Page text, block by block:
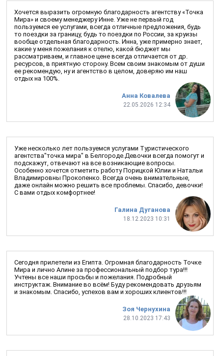
Анна Ковалева
22.05.2026 12:34
Хочется выразить огромную благодарность агентству «Точка
Мира» и своему менеджеру Инне. Уже не первый год
пользуемся ее услугами, всегда отличные предложения, будь
то поездки за границу, будь то поездки по России, за круизы
вообще отдельная благодарность. Инна, уже примерно знает,
какие у меня пожелания к отелю, какой бюджет мы
рассматриваем, и главное цене всегда отличается от др.
ресурсов, в приятную сторону. Всем своим знакомым от души
ее рекомендую, ну и агентство в целом, доверяю им наш
отдых на 100%.
Галина Дуганова
18.12.2023 10:31
Уже несколько лет пользуемся услугами Туристического
агентства"точка мира" в Белгороде.Девочки всегда помогут и
подскажут, отвечают на все возникающие вопросы.
Особенно хочется отметить работу Порицкой Юлии и Натальи
Владимировны Прокопенко. Всегда очень внимательные,
даже онлайн можно решить все проблемы. Спасибо, девочки!
С вами отдых комфортнее!
Зоя Чернухина
28.10.2023 17:43
Сегодня прилетели из Египта. Огромная благодарность Точке
Мира и лично Алине за профессиональный подбор тура!!!
Учтены все наши просьбы и пожелания. Подробный
инструктаж. Внимание во всём! Буду рекомендовать друзьям
и знакомым. Спасибо, успехов вам и хороших клиентов!!!